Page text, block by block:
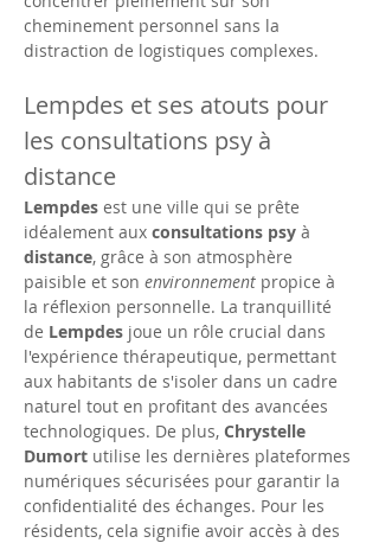
cheminement personnel sans la
distraction de logistiques complexes.
Lempdes et ses atouts pour
les consultations psy à
distance
Lempdes est une ville qui se prête
idéalement aux consultations psy à
distance, grâce à son atmosphère
paisible et son environnement propice à
la réflexion personnelle. La tranquillité
de Lempdes joue un rôle crucial dans
l'expérience thérapeutique, permettant
aux habitants de s'isoler dans un cadre
naturel tout en profitant des avancées
technologiques. De plus, Chrystelle
Dumort utilise les dernières plateformes
numériques sécurisées pour garantir la
confidentialité des échanges. Pour les
résidents, cela signifie avoir accès à des